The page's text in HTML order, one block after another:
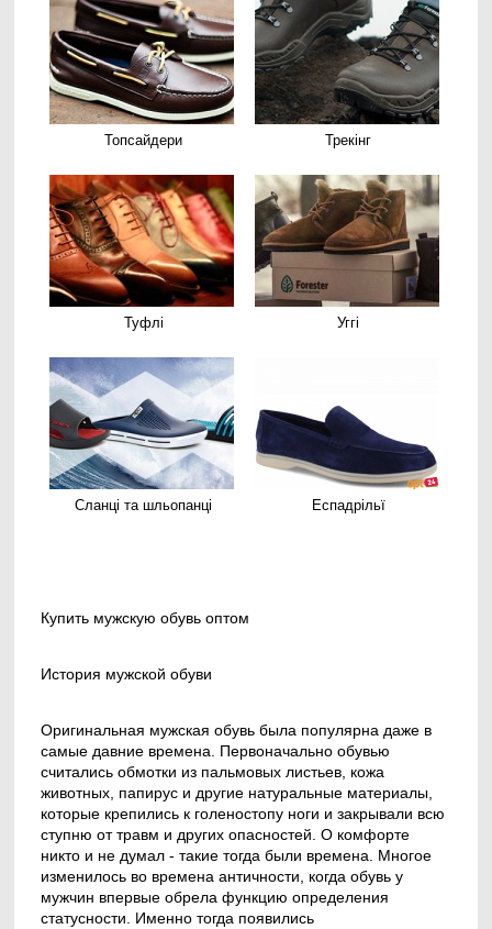
Топсайдери Трекінг
Туфлі Уггі
Сланці та шльопанці Еспадрільї
Купить мужскую обувь оптом
История мужской обуви
Оригинальная мужская обувь была популярна даже в
самые давние времена. Первоначально обувью
считались обмотки из пальмовых листьев, кожа
животных, папирус и другие натуральные материалы,
которые крепились к голеностопу ноги и закрывали всю
ступню от травм и других опасностей. О комфорте
никто и не думал - такие тогда были времена. Многое
изменилось во времена античности, когда обувь у
мужчин впервые обрела функцию определения
статусности. Именно тогда появились